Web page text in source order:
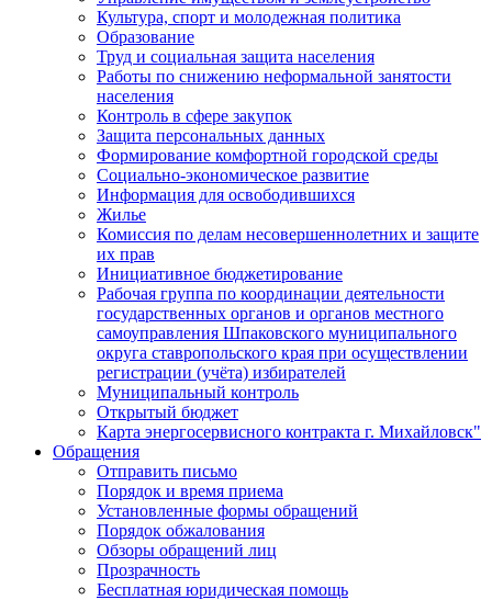
Культура, спорт и молодежная политика
Образование
Труд и социальная защита населения
Работы по снижению неформальной занятости
населения
Контроль в сфере закупок
Защита персональных данных
Формирование комфортной городской среды
Социально-экономическое развитие
Информация для освободившихся
Жилье
Комиссия по делам несовершеннолетних и защите
их прав
Инициативное бюджетирование
Рабочая группа по координации деятельности
государственных органов и органов местного
самоуправления Шпаковского муниципального
округа ставропольского края при осуществлении
регистрации (учёта) избирателей
Муниципальный контроль
Открытый бюджет
Карта энергосервисного контракта г. Михайловск"
Обращения
Отправить письмо
Порядок и время приема
Установленные формы обращений
Порядок обжалования
Обзоры обращений лиц
Прозрачность
Бесплатная юридическая помощь